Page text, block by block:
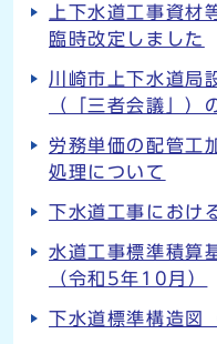
上下水道工事資
臨時改定しました
川崎市上下水道局
（「三者会議」）
労務単価の配管工
処理について
下水道工事におけ
水道工事標準積算
（令和5年10月）
下水道標準構造図